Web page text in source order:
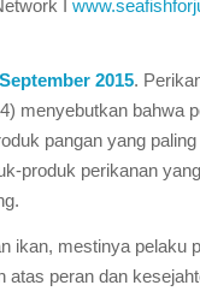
I
2015.
menyebutkan bahwa
pangan yang
produk perikanan
ikan, mestinya
atas peran dan